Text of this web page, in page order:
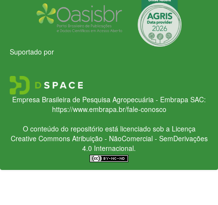
Suportado por
Empresa Brasileira de Pesquisa Agropecuária - Embrapa SAC:
https://www.embrapa.br/fale-conosco
O conteúdo do repositório está licenciado sob a Licença
Creative CommonsAtribuição - NãoComercial - SemDerivações
4.0 Internacional.